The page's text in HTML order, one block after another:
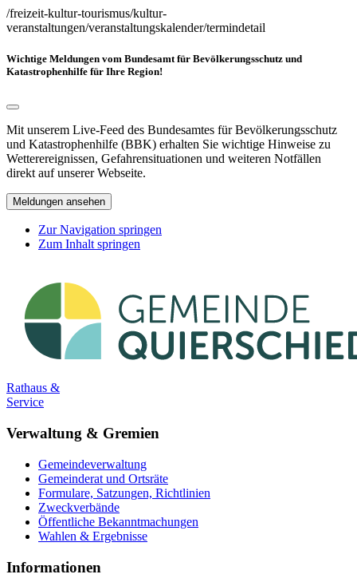
/freizeit-kultur-tourismus/kultur-
veranstaltungen/veranstaltungskalender/termindetail
Wichtige Meldungen vom Bundesamt für Bevölkerungsschutz und
Katastrophenhilfe für Ihre Region!
Mit unserem Live-Feed des Bundesamtes für Bevölkerungsschutz
und Katastrophenhilfe (BBK) erhalten Sie wichtige Hinweise zu
Wetterereignissen, Gefahrensituationen und weiteren Notfällen
direkt auf unserer Webseite.
Meldungen ansehen
Zur Navigation springen
Zum Inhalt springen
Rathaus &
Service
Verwaltung & Gremien
Gemeindeverwaltung
Gemeinderat und Ortsräte
Formulare, Satzungen, Richtlinien
Zweckverbände
Öffentliche Bekanntmachungen
Wahlen & Ergebnisse
Informationen